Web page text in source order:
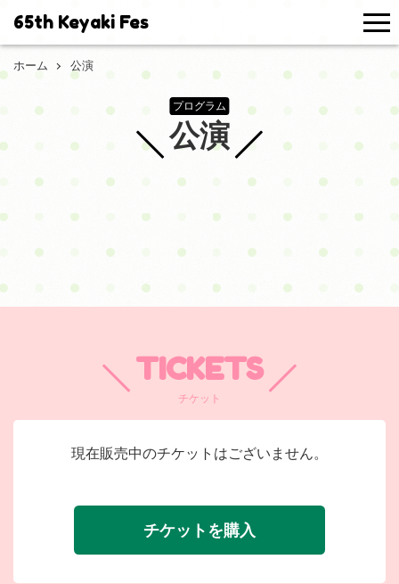
65th Keyaki Fes
ホーム 公演
プログラム
公演
TICKETS
チケット
現在販売中のチケットはございません。
チケットを購入